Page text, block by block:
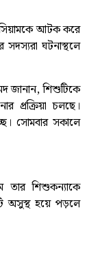
সিয়ামকে আটক করে
ঘটনাস্থলে
জানান, শিশুটিকে
প্রক্রিয়া চলছে।
সোমবার সকালে
শিশুকন্যাকে
অসুস্থ হয়ে পড়লে